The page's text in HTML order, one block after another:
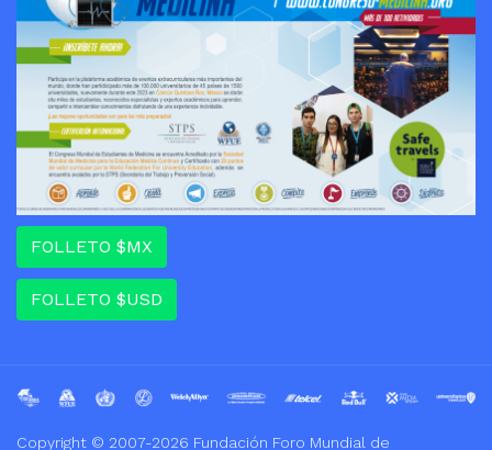
FOLLETO $MX
FOLLETO $USD
Copyright © 2007-2026 Fundación Foro Mundial de